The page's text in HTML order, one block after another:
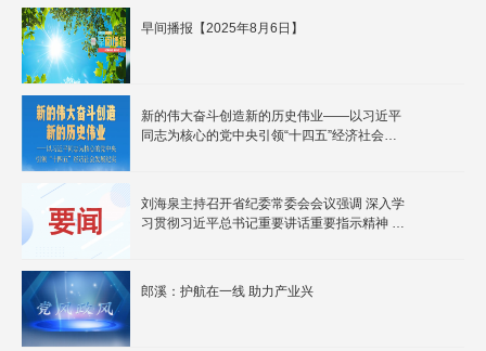
早间播报【2025年8月6日】
新的伟大奋斗创造新的历史伟业——以习近平
同志为核心的党中央引领“十四五”经济社会发
刘海泉主持召开省纪委常委会会议强调 深入学
习贯彻习近平总书记重要讲话重要指示精神 以
郎溪：护航在一线 助力产业兴